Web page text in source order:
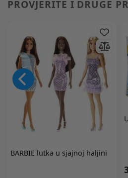
PROVJERITE I DRUGE
BARBIE lutka u sjajnoj haljini